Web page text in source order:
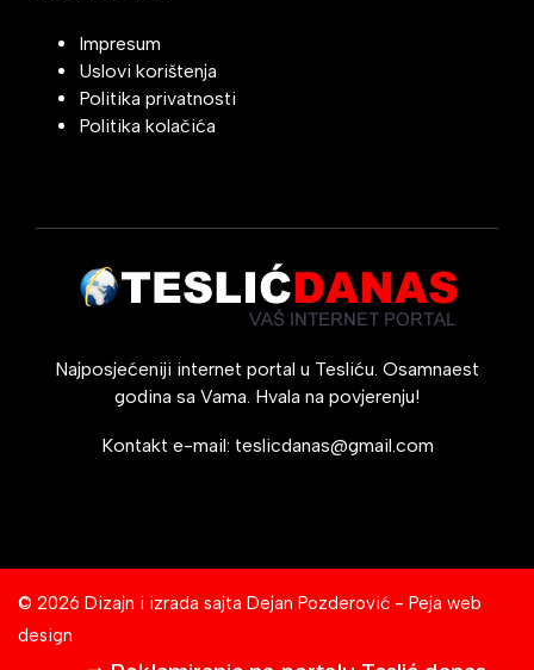
Impresum
Uslovi korištenja
Politika privatnosti
Politika kolačića
Najposjećeniji internet portal u Tesliću. Osamnaest
godina sa Vama. Hvala na povjerenju!
Kontakt e-mail: teslicdanas@gmail.com
© 2026 Dizajn i izrada sajta Dejan Pozderović - Peja web
design